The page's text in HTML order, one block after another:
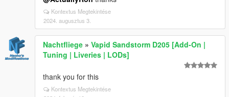
Kontextus Megtekintése
2024. augusztus 3.
Nachtfliege » Vapid Sandstorm D205 [Add-On |
Tuning | Liveries | LODs]
thank you for this
Kontextus Megtekintése